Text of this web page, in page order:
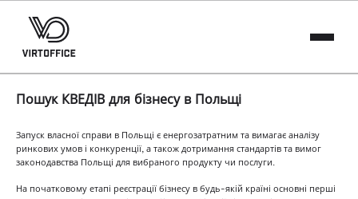
Пошук КВЕДІВ для бізнесу в Польщі
Запуск власної справи в Польщі є енергозатратним та вимагає аналізу
ринкових умов і конкуренції, а також дотримання стандартів та вимог
законодавства Польщі для вибраного продукту чи послуги.
На початковому етапі реєстрації бізнесу в будь-якій країні основні перші